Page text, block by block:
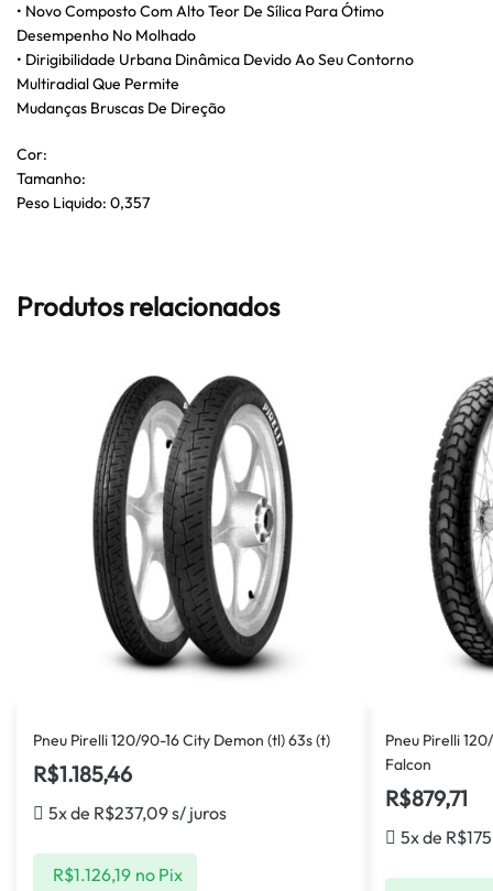
• Novo Composto Com Alto Teor De Sílica Para Ótimo
Desempenho No Molhado
• Dirigibilidade Urbana Dinâmica Devido Ao Seu Contorno
Multiradial Que Permite
Mudanças Bruscas De Direção
Cor:
Tamanho:
Peso Liquido: 0,357
Produtos relacionados
Pneu Pirelli 120/90-16 City Demon (tl) 63s (t)
R$1.185,46
5x de R$237,09s/ juros
R$1.126,19 no Pix
Pneu Pirelli
Falcon
R$879,71
5x de R$